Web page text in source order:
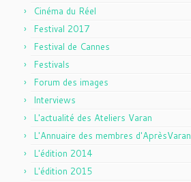
Cinéma du Réel
Festival 2017
Festival de Cannes
Festivals
Forum des images
Interviews
L'actualité des Ateliers Varan
L'Annuaire des membres d'AprèsVaran
L'édition 2014
L'édition 2015